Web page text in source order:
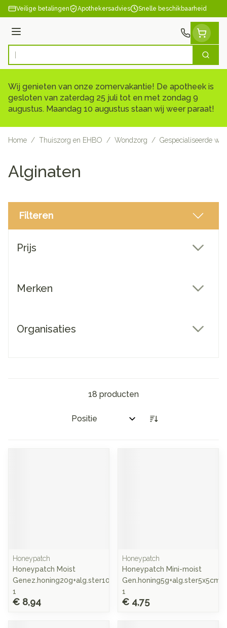
Ga naar de inhoud
Veilige betalingen Apothekersadvies Snelle beschikbaarheid
Menu
Product, merk, categorie... Zoek
Wij genieten van onze zomervakantie! De apotheek is
gesloten van zaterdag 25 juli tot en met zondag 9
augustus. Maandag 10 augustus staan wij weer paraat!
Home / Thuiszorg en EHBO / Wondzorg / Gespecialiseerde
Alginaten
Filteren
Prijs
Merken
Organisaties
18 producten
Sorteer op:
Honeypatch
Honeypatch Moist
Genez.honing20g+alg.ster10x10cm
1
€ 8,94
Honeypatch
Honeypatch Mini-moist
Gen.honing5g+alg.ster5x5cm
1
€ 4,75